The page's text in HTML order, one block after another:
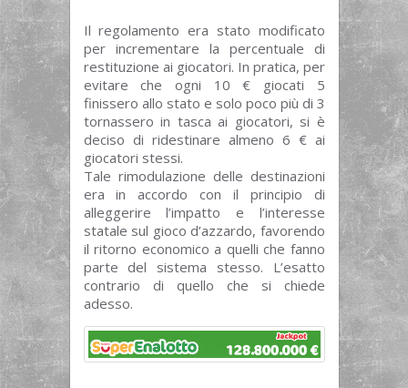
Il regolamento era stato modificato
per incrementare la percentuale di
restituzione ai giocatori. In pratica, per
evitare che ogni 10 € giocati 5
finissero allo stato e solo poco più di 3
tornassero in tasca ai giocatori, si è
deciso di ridestinare almeno 6 € ai
giocatori stessi.
Tale rimodulazione delle destinazioni
era in accordo con il principio di
alleggerire l’impatto e l’interesse
statale sul gioco d’azzardo, favorendo
il ritorno economico a quelli che fanno
parte del sistema stesso. L’esatto
contrario di quello che si chiede
adesso.